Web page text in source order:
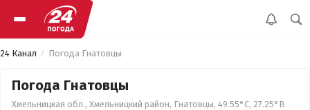
24 Канал Погода Гнатовцы
Погода Гнатовцы
Хмельницкая обл., Хмельницкий район, Гнатовцы, 49.55°С, 27.25°В